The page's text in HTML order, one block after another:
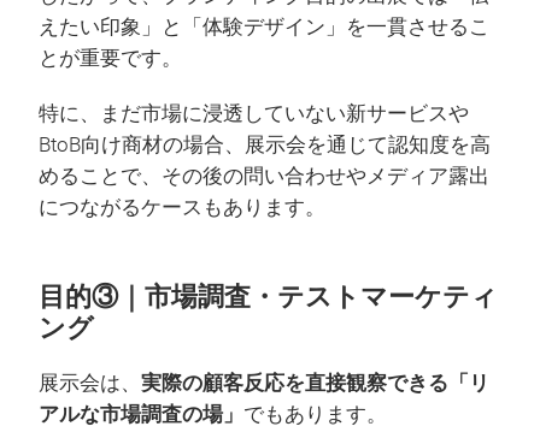
えたい印象」と「体験デザイン」を一貫させるこ
とが重要です。
特に、まだ市場に浸透していない新サービスや
BtoB向け商材の場合、展示会を通じて認知度を高
めることで、その後の問い合わせやメディア露出
につながるケースもあります。
目的③｜市場調査・テストマーケティ
ング
展示会は、 実際の顧客反応を直接観察できる「リ
アルな市場調査の場」 でもあります。